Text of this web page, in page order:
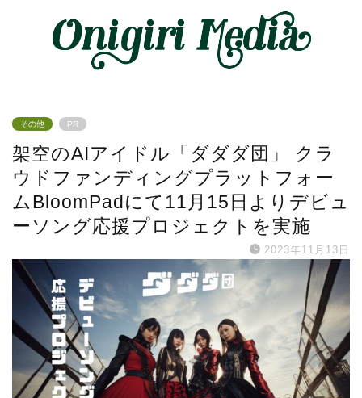
その他 PR
架空のAIアイドル「ダダダ団」 クラ
ウドファンディングプラットフォー
ムBloomPadにて11月15日よりデビュ
ーソング応援プロジェクトを実施
2023年11月13日